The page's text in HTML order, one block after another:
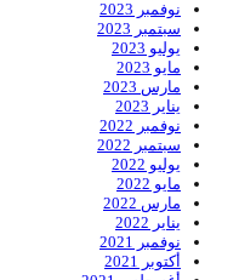
نوفمبر 2023
سبتمبر 2023
يوليو 2023
مايو 2023
مارس 2023
يناير 2023
نوفمبر 2022
سبتمبر 2022
يوليو 2022
مايو 2022
مارس 2022
يناير 2022
نوفمبر 2021
أكتوبر 2021